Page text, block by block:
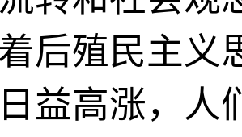
后殖民主义
益高涨，人